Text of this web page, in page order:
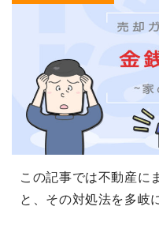
この記事では不動産に
と、その対処法を多岐